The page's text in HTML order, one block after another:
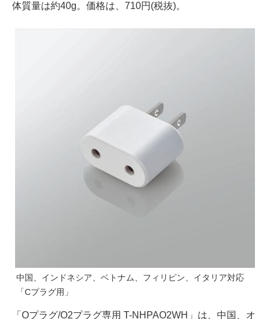
体質量は約40g。価格は、710円(税抜)。
中国、インドネシア、ベトナム、フィリピン、イタリア対応
「Cプラグ用」
「Oプラグ/O2プラグ専用 T-NHPAO2WH」は、中国、オ